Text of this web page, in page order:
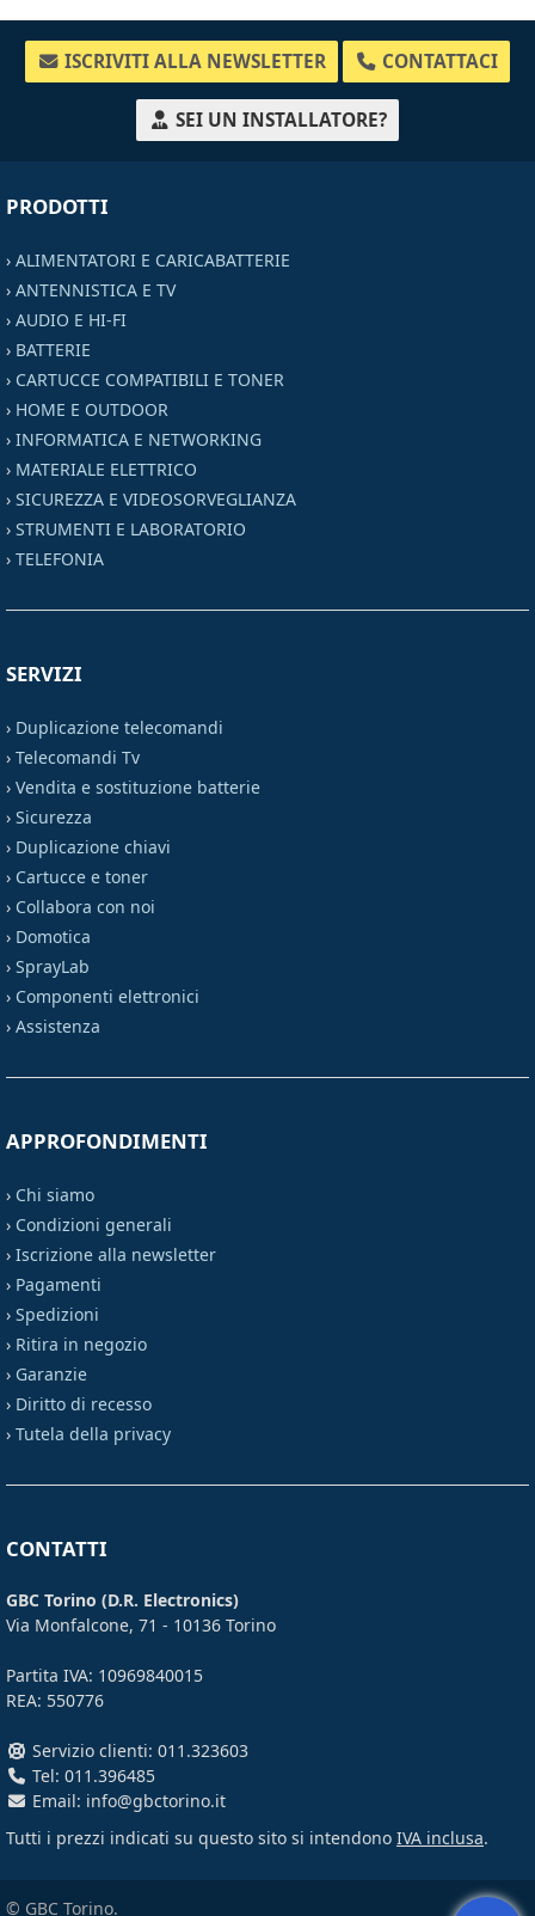
ISCRIVITI ALLA NEWSLETTER CONTATTACI
SEI UN INSTALLATORE?
PRODOTTI
› ALIMENTATORI E CARICABATTERIE
› ANTENNISTICA E TV
› AUDIO E HI-FI
› BATTERIE
› CARTUCCE COMPATIBILI E TONER
› HOME E OUTDOOR
› INFORMATICA E NETWORKING
› MATERIALE ELETTRICO
› SICUREZZA E VIDEOSORVEGLIANZA
› STRUMENTI E LABORATORIO
› TELEFONIA
SERVIZI
› Duplicazione telecomandi
› Telecomandi Tv
› Vendita e sostituzione batterie
› Sicurezza
› Duplicazione chiavi
› Cartucce e toner
› Collabora con noi
› Domotica
› SprayLab
› Componenti elettronici
› Assistenza
APPROFONDIMENTI
› Chi siamo
› Condizioni generali
› Iscrizione alla newsletter
› Pagamenti
› Spedizioni
› Ritira in negozio
› Garanzie
› Diritto di recesso
› Tutela della privacy
CONTATTI
GBC Torino (D.R. Electronics)
Via Monfalcone, 71 - 10136 Torino
Partita IVA: 10969840015
REA: 550776
Servizio clienti: 011.323603
Tel: 011.396485
Email: info@gbctorino.it
Tutti i prezzi indicati su questo sito si intendono IVA inclusa.
© GBC Torino.